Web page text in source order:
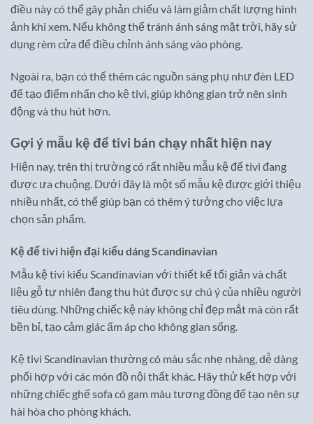
điều này có thể gây phản chiếu và làm giảm chất lượng hình
ảnh khi xem. Nếu không thể tránh ánh sáng mặt trời, hãy sử
dụng rèm cửa để điều chỉnh ánh sáng vào phòng.
Ngoài ra, bạn có thể thêm các nguồn sáng phụ như đèn LED
để tạo điểm nhấn cho kệ tivi, giúp không gian trở nên sinh
động và thu hút hơn.
Gợi ý mẫu kệ để tivi bán chạy nhất hiện nay
Hiện nay, trên thị trường có rất nhiều mẫu kệ để tivi đang
được ưa chuộng. Dưới đây là một số mẫu kệ được giới thiệu
nhiều nhất, có thể giúp bạn có thêm ý tưởng cho việc lựa
chọn sản phẩm.
Kệ để tivi hiện đại kiểu dáng Scandinavian
Mẫu kệ tivi kiểu Scandinavian với thiết kế tối giản và chất
liệu gỗ tự nhiên đang thu hút được sự chú ý của nhiều người
tiêu dùng. Những chiếc kệ này không chỉ đẹp mắt mà còn rất
bền bỉ, tạo cảm giác ấm áp cho không gian sống.
Kệ tivi Scandinavian thường có màu sắc nhẹ nhàng, dễ dàng
phối hợp với các món đồ nội thất khác. Hãy thử kết hợp với
những chiếc ghế sofa có gam màu tương đồng để tạo nên sự
hài hòa cho phòng khách.